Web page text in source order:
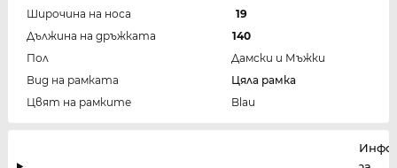
Широчина на носа
19
Дължина на дръжката
140
Пол
Дамски и Мъжки
Вид на рамката
Цяла рамка
Цвят на рамките
Blau